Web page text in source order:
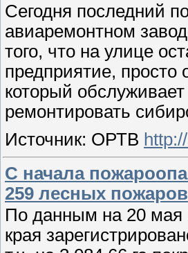
Сегодня последний
авиаремонтном
того, что на улице
предприятие, просто
который
ремонтировать
Источник: ОРТВ
С начала
259 лесных пожаров
По данным на 20 мая
края